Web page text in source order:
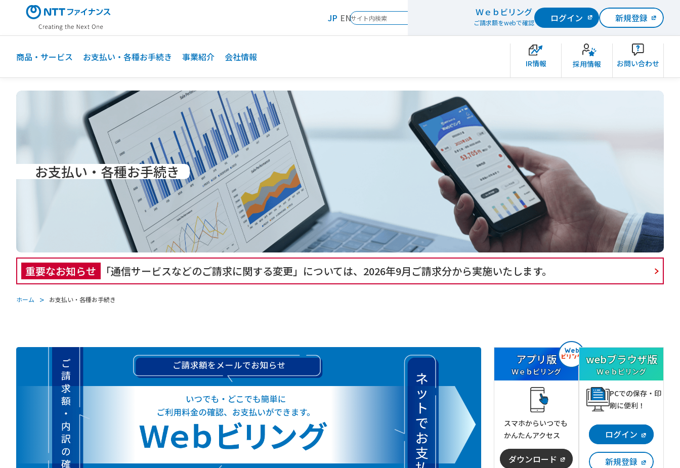
ン
JP EN Ｗｅｂビリング
ご請求額をwebで確認 ログイン 新規登録
商品・サービス お支払い・各種お手続き 事業紹介 会社情報
IR情報 採用情報 お問い合わせ
お支払い・ 各種お手続き
重要なお知らせ 「通信サービスなどのご請求に関する変更」については、2026年9月ご請求分から実施いたします。
ホーム お支払い・各種お手続き
アプリ版
Ｗｅｂビリング
スマホからいつでも
かんたんアクセス
ダウンロード
webブラウザ版
Ｗｅｂビリング
PCでの保存・印
刷に便利！
ログイン
新規登録